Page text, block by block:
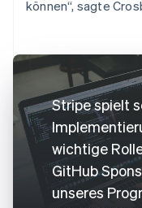
können“, sagte
Stripe spielt
wichtige
GitHub
unseres